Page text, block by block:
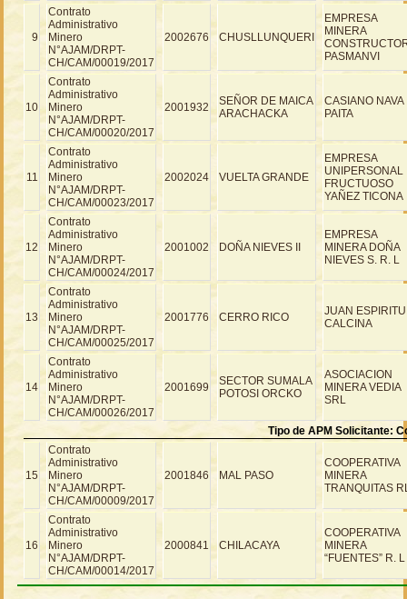
9
Contrato
Administrativo
Minero
N°AJAM/DRPT-
CH/CAM/00019/2017
2002676 CHUSLLUNQUERI
EMPRESA
MINERA
PASMANVI
10
Contrato
Administrativo
Minero
N°AJAM/DRPT-
CH/CAM/00020/2017
2001932
SEÑOR DE MAICA
ARACHACKA
CASIANO NAVA
PAITA
11
Contrato
Administrativo
Minero
N°AJAM/DRPT-
CH/CAM/00023/2017
2002024 VUELTA GRANDE
EMPRESA
UNIPERSONAL
FRUCTUOSO
YAÑEZ TICONA
12
Contrato
Administrativo
Minero
N°AJAM/DRPT-
CH/CAM/00024/2017
2001002 DOÑA NIEVES II
EMPRESA
MINERA DOÑA
NIEVES S. R. L
13
Contrato
Administrativo
Minero
N°AJAM/DRPT-
CH/CAM/00025/2017
2001776 CERRO RICO
JUAN ESPIRITU
CALCINA
14
Contrato
Administrativo
Minero
N°AJAM/DRPT-
CH/CAM/00026/2017
2001699
SECTOR SUMALA
POTOSI ORCKO
ASOCIACION
MINERA VEDIA
SRL
Tipo de APM Solicitante:
15
Contrato
Administrativo
Minero
N°AJAM/DRPT-
CH/CAM/00009/2017
2001846 MAL PASO
COOPERATIVA
MINERA
TRANQUITAS
16
Contrato
Administrativo
Minero
N°AJAM/DRPT-
CH/CAM/00014/2017
2000841 CHILACAYA
COOPERATIVA
MINERA
“FUENTES” R. L